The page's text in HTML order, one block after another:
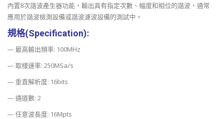
內置8次諧波產生器功能，輸出具有指定次數、幅度和相位的諧波，通常
應用於諧波檢測設備或諧波濾波設備的測試中。
規格(Specification):
— 最高輸出頻率: 100MHz
— 取樣速率: 250MSa/s
— 垂直解析度: 16bits
— 通道數: 2
— 任意波長度: 16Mpts